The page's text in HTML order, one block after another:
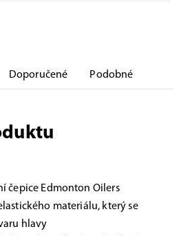
Doporučené Podobné
čepice Edmonton Oilers
materiálu, který se
hlavy